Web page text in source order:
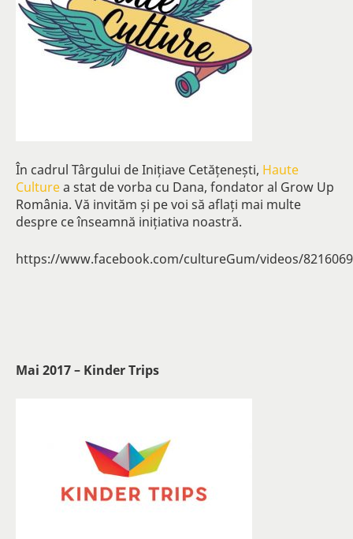
În cadrul Târgului de Inițiave Cetățenești, Haute
Culturea stat de vorba cu Dana, fondator al Grow Up
România. Vă invităm și pe voi să aflați mai multe
despre ce înseamnă inițiativa noastră.
https://www.facebook.com/cultureGum/videos/
Mai 2017 – Kinder Trips